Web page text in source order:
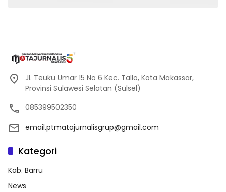
Jl. Teuku Umar 15 No 6 Kec. Tallo, Kota Makassar,
Provinsi Sulawesi Selatan (Sulsel)
085399502350
email.ptmatajurnalisgrup@gmail.com
Kategori
Kab. Barru
News